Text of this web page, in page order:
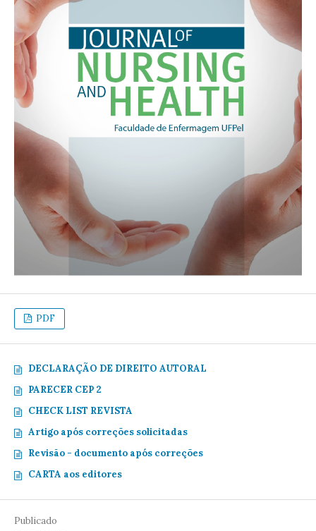
PDF
DECLARAÇÃO DE DIREITO AUTORAL
PARECER CEP 2
CHECK LIST REVISTA
Artigo após correções solicitadas
Revisão - documento após correções
CARTA aos editores
Publicado